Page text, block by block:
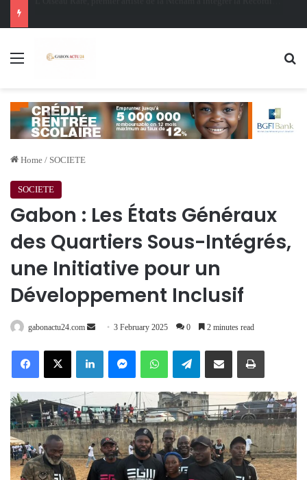
Menu
Home / SOCIETE
SOCIETE
Gabon : Les États Généraux
des Quartiers Sous-Intégrés,
une Initiative pour un
Développement Inclusif
gabonactu24.com
Send 3 February 2025 0 2 minutes read
FacebookX LinkedInMessengerWhatsAppTelegramShare via Email Print